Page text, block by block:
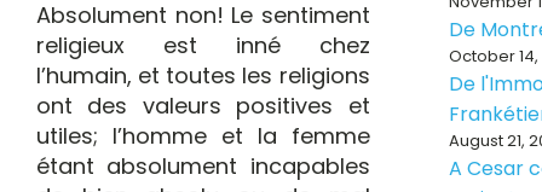
Absolument non! Le sentiment
religieux est inné chez
l’humain, et toutes les religions
ont des valeurs positives et
utiles; l’homme et la femme
étant absolument incapables
De
October
De
August 21,
A Cesar